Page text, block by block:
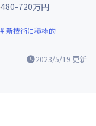
2023/5/19 更新
480-720万円
新技術に積極的